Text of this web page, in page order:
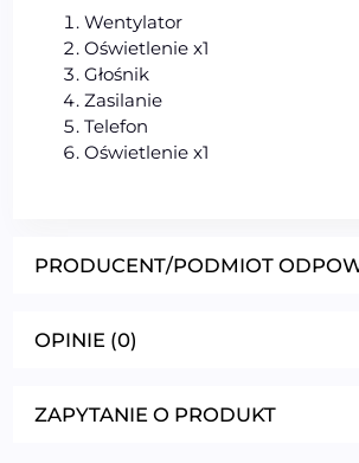
Wentylator
Oświetlenie x1
Głośnik
Zasilanie
Telefon
Oświetlenie x1
PRODUCENT/PODMIOT
OPINIE (0)
ZAPYTANIE O PRODUKT